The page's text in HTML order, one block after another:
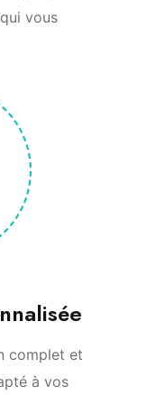
vous
complet et
à vos